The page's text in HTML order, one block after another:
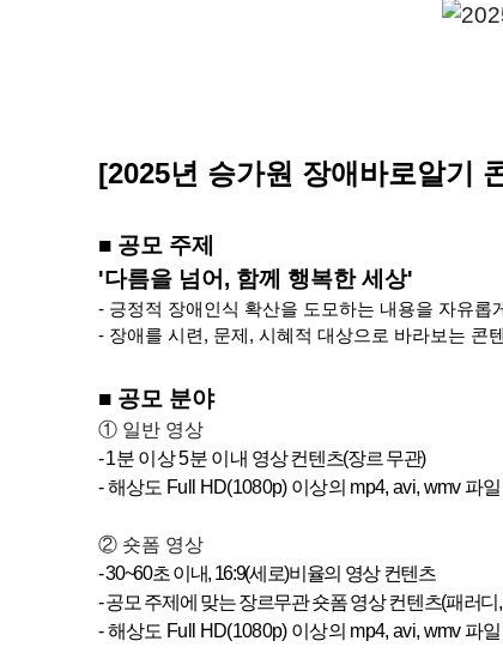
[2025년 승가원 장애바로알기
■ 공모 주제
'다름을 넘어, 함께 행복한 세상'
- 긍정적 장애인식 확산을 도모하는 내용을 자유롭
- 장애를 시련 , 문제 , 시혜적 대상으로 바라보는 콘
■ 공모 분야
① 일반 영상
-1분 이상5분 이내 영상 컨텐츠(장르 무관)
-해상도 Full HD(1080p) 이상의 mp4, avi, wmv 파일
② 숏폼 영상
- 30~60초 이내, 16:9(세로)비율의 영상 컨텐츠
-공모 주제에 맞는 장르무관 숏폼 영상 컨텐츠(패러디 ,
- 해상도 Full HD(1080p) 이상의 mp4, avi, wmv 파일